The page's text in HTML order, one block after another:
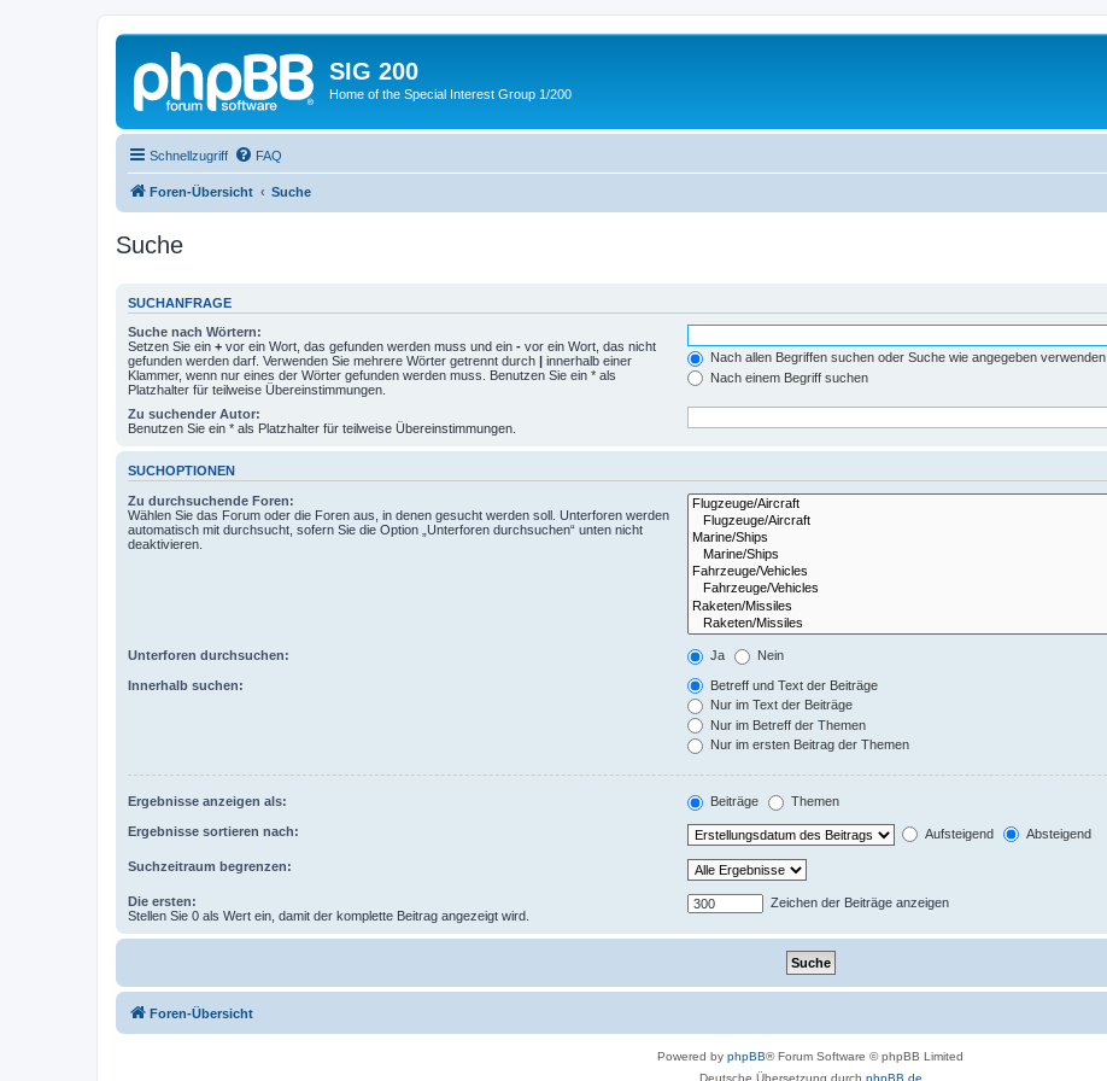
SIG 200
Home of the Special Interest Group 1/200
Schnellzugriff FAQ
Foren-Übersicht Suche
Suche
SUCHANFRAGE
Suche nach Wörtern:
Setzen Sie ein + vor ein Wort, das gefunden werden muss und ein - vor ein Wort, das nicht
gefunden werden darf. Verwenden Sie mehrere Wörter getrennt durch | innerhalb einer
Klammer, wenn nur eines der Wörter gefunden werden muss. Benutzen Sie ein * als
Platzhalter für teilweise Übereinstimmungen.
Nach allen Begriffen suchen oder Suche wie angegeben verwenden
Nach einem Begriff suchen
Zu suchender Autor:
Benutzen Sie ein * als Platzhalter für teilweise Übereinstimmungen.
SUCHOPTIONEN
Zu durchsuchende Foren:
Wählen Sie das Forum oder die Foren aus, in denen gesucht werden soll. Unterforen werden
automatisch mit durchsucht, sofern Sie die Option „Unterforen durchsuchen“ unten nicht
deaktivieren.
Unterforen durchsuchen: Ja Nein
Innerhalb suchen:
Betreff und Text der Beiträge
Nur im Text der Beiträge
Nur im Betreff der Themen
Nur im ersten Beitrag der Themen
Ergebnisse anzeigen als: Beiträge Themen
Ergebnisse sortieren nach: Aufsteigend Absteigend
Suchzeitraum begrenzen:
Die ersten:
Stellen Sie 0 als Wert ein, damit der komplette Beitrag angezeigt wird.
Zeichen der Beiträge anzeigen
Foren-Übersicht
Powered by phpBB® Forum Software © phpBB Limited
Deutsche Übersetzung durch phpBB.de